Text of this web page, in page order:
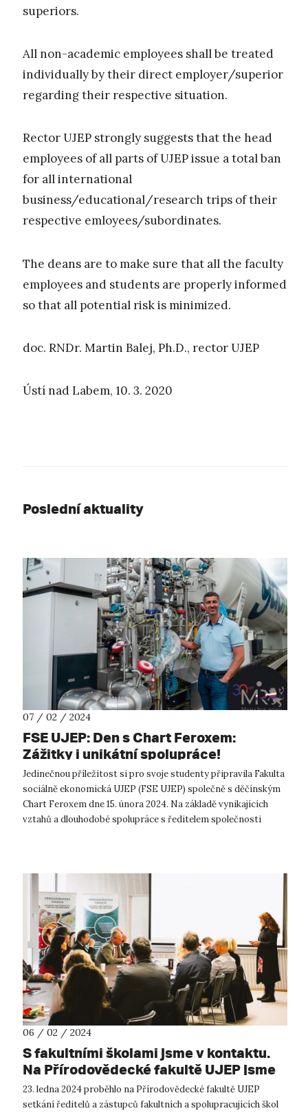
superiors.
All non-academic employees shall be treated
individually by their direct employer/superior
regarding their respective situation.
Rector UJEP strongly suggests that the head
employees of all parts of UJEP issue a total ban
for all international
business/educational/research trips of their
respective emloyees/subordinates.
The deans are to make sure that all the faculty
employees and students are properly informed
so that all potential risk is minimized.
doc. RNDr. Martin Balej, Ph.D., rector UJEP
Ústí nad Labem, 10. 3. 2020
Poslední aktuality
07 / 02 / 2024
FSE UJEP: Den s Chart Feroxem:
Zážitky i unikátní spolupráce!
Jedinečnou příležitost si pro svoje studenty připravila Fakulta
sociálně ekonomická UJEP (FSE UJEP) společně s děčínským
Chart Feroxem dne 15. února 2024. Na základě vynikajících
vztahů a dlouhodobé spolupráce s ředitelem společnosti
06 / 02 / 2024
S fakultními školami jsme v kontaktu.
Na Přírodovědecké fakultě UJEP jsme
se s nimi setkali koncem ledna
23. ledna 2024 proběhlo na Přírodovědecké fakultě UJEP
setkání ředitelů a zástupců fakultních a spolupracujících škol